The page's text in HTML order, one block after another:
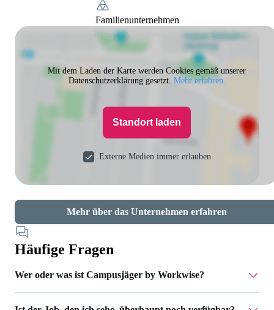
Familienunternehmen
Mit dem Laden der Karte werden Cookies gemäß unserer
Datenschutzerklärung gesetzt. Mehr erfahren.
Standort laden
Externe Medien immer erlauben
Mehr über das Unternehmen erfahren
Häufige Fragen
Wer oder was ist Campusjäger by Workwise?